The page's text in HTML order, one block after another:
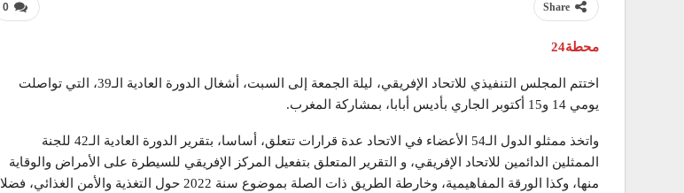
0 Share
محطة24
اختتم المجلس التنفيذي للاتحاد الإفريقي، ليلة الجمعة إلى السبت، أشغال الدورة العادية الـ39، التي تواصلت
يومي 14 و15 أكتوبر الجاري بأديس أبابا، بمشاركة المغرب.
واتخذ ممثلو الدول الـ54 الأعضاء في الاتحاد عدة قرارات تتعلق، أساسا، بتقرير الدورة العادية الـ42 للجنة
الممثلين الدائمين للاتحاد الإفريقي، و التقرير المتعلق بتفعيل المركز الإفريقي للسيطرة على الأمراض والوقاية
منها، وكذا الورقة المفاهيمية، وخارطة الطريق ذات الصلة بموضوع سنة 2022 حول التغذية والأمن الغذائي، فضلا